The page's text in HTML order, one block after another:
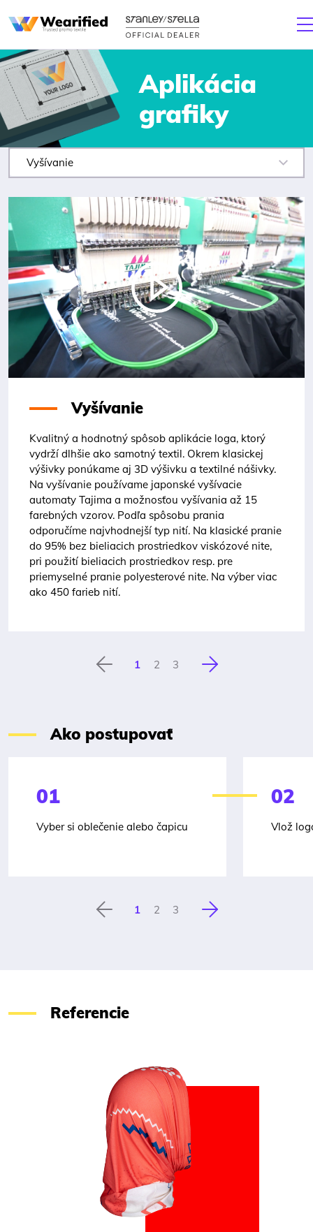
Aplikácia
grafiky
Vyšívanie
Vyšívanie
Kvalitný a hodnotný spôsob aplikácie loga, ktorý
vydrží dlhšie ako samotný textil. Okrem klasickej
výšivky ponúkame aj 3D výšivku a textilné nášivky.
Na vyšívanie používame japonské vyšívacie
automaty Tajima a možnosťou vyšívania až 15
farebných vzorov. Podľa spôsobu prania
odporučíme najvhodnejší typ nití. Na klasické pranie
do 95% bez bieliacich prostriedkov viskózové nite,
pri použití bieliacich prostriedkov resp. pre
priemyselné pranie polyesterové nite. Na výber viac
ako 450 farieb nití.
Predchádzajúca Nasledujúca
1 2 3
Ako postupovať
01
Vyber si oblečenie alebo čapicu
02
Vlož
Predchádzajúca Nasledujúca
1 2 3
Referencie